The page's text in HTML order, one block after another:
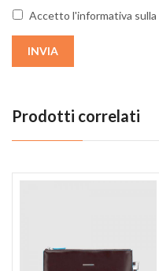
Accetto l'informativa sulla
INVIA
Prodotti correlati